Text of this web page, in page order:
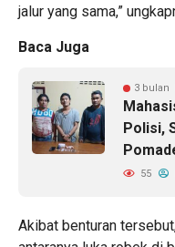
jalur yang sama,”
Baca Juga
3 bulan
Polisi,
55
Akibat benturan